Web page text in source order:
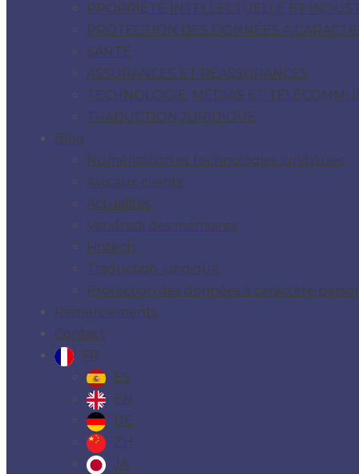
PROPRIÉTÉ INTELLECTUELLE ET
PROTECTION DES DONNÉES À
SANTÉ
ASSURANCES ET RÉASSURANCES
TECHNOLOGIE, MÉDIAS ET
TRADUCTION JURIDIQUE
Blog
Numérisation et technologies juridiques
Avis aux clients
Actualités
Vendredi des mémoires
Fintech
Traduction juridique
Protection des données à caractère
Remerciements
Contact
FR
ES
EN
DE
ZH
JA